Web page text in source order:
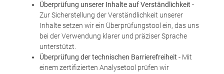
Überprüfung unserer Inhalte auf Verständlichkeit -
Zur Sicherstellung der Verständlichkeit unserer
Inhalte setzen wir ein Überprüfungstool ein, das uns
bei der Verwendung klarer und präziser Sprache
unterstützt.
Überprüfung der technischen Barrierefreiheit - Mit
einem zertifizierten Analysetool prüfen wir